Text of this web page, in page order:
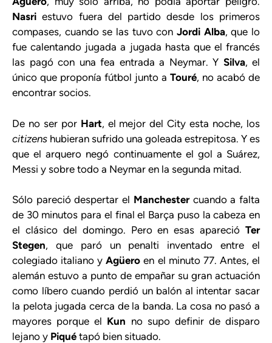
Nasri estuvo fuera del partido desde los primeros
compases, cuando se las tuvo con Jordi Alba, que lo
fue calentando jugada a jugada hasta que el francés
las pagó con una fea entrada a Neymar. Y Silva, el
único que proponía fútbol junto a Touré, no acabó de
encontrar socios.
De no ser por Hart, el mejor del City esta noche, los
citizens hubieran sufrido una goleada estrepitosa. Y es
que el arquero negó continuamente el gol a Suárez,
Messi y sobre todo a Neymar en la segunda mitad.
Sólo pareció despertar el Manchestercuando a falta
de 30 minutos para el final el Barça puso la cabeza en
el clásico del domingo. Pero en esas apareció Ter
Stegen, que paró un penalti inventado entre el
colegiado italiano yAgüero en el minuto 77. Antes, el
alemán estuvo a punto de empañar su gran actuación
como líbero cuando perdió un balón al intentar sacar
la pelota jugada cerca de la banda. La cosa no pasó a
mayores porque el Kun no supo definir de disparo
lejano y Piqué tapó bien situado.